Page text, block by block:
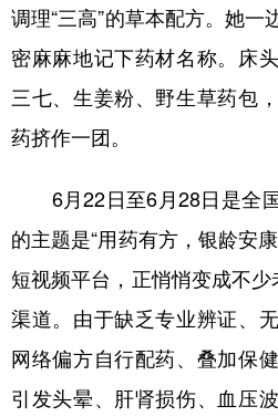
调理“三高”的草本配方。她
密麻麻地记下药材名称。床
三七、生姜粉、野生草药包
药挤作一团。
6月22日至6月28日是全
的主题是“用药有方，银龄安
短视频平台，正悄悄变成不少
渠道。由于缺乏专业辨证、
网络偏方自行配药、叠加保
引发头晕、肝肾损伤、血压